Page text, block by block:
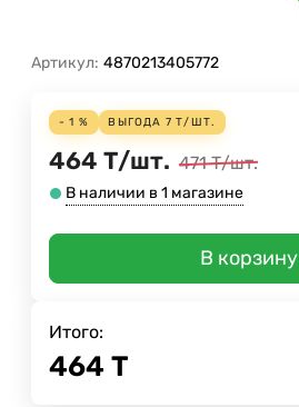
Артикул: 4870213405772
- 1 % ВЫГОДА 7 Т/ШТ.
464 Т/шт. 471 Т/шт.
В наличии в 1 магазине
В корзину
Итого:
464 Т